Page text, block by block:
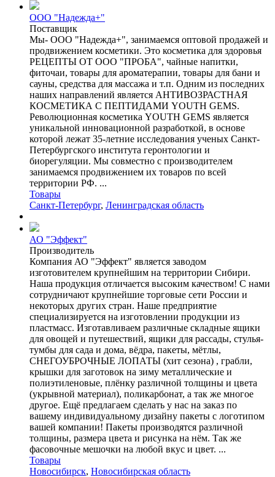
ООО "Надежда+"
Поставщик
Мы- ООО "Надежда+", занимаемся оптовой продажей и
продвижением косметики. Это косметика для здоровья
РЕЦЕПТЫ ОТ ООО "ПРОБА", чайные напитки,
фиточаи, товары для ароматерапии, товары для бани и
сауны, средства для массажа и т.п. Одним из последних
наших направлений является АНТИВОЗРАСТНАЯ
КОСМЕТИКА С ПЕПТИДАМИ YOUTH GEMS.
Революционная косметика YOUTH GEMS является
уникальной инновационной разработкой, в основе
которой лежат 35-летние исследования ученых Санкт-
Петербургского института геронтологии и
биорегуляции. Мы совместно с производителем
занимаемся продвижением их товаров по всей
территории РФ. ...
Товары
Санкт-Петербург, Ленинградская область
АО "Эффект"
Производитель
Компания АО "Эффект" является заводом
изготовителем крупнейшим на территории Сибири.
Наша продукция отличается высоким качеством! С нами
сотрудничают крупнейшие торговые сети России и
некоторых других стран. Наше предприятие
специализируется на изготовлении продукции из
пластмасс. Изготавливаем различные складные ящики
для овощей и путешествий, ящики для рассады, стулья-
тумбы для сада и дома, вёдра, пакеты, мётлы,
СНЕГОУБРОЧНЫЕ ЛОПАТЫ (хит сезона) , грабли,
крышки для заготовок на зиму металлические и
полиэтиленовые, плёнку различной толщины и цвета
(укрывной материал), поликарбонат, а так же многое
другое. Ещё предлагаем сделать у нас на заказ по
вашему индивидуальному дизайну пакеты с логотипом
вашей компании! Пакеты производятся различной
толщины, размера цвета и рисунка на нём. Так же
фасовочные мешочки на любой вкус и цвет. ...
Товары
Новосибирск, Новосибирская область